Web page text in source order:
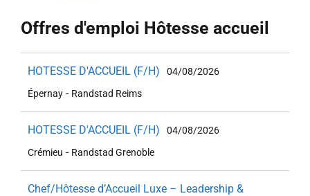
Offres d'emploi Hôtesse accueil
HOTESSE D'ACCUEIL (F/H)
04/08/2026
Épernay - Randstad Reims
HOTESSE D'ACCUEIL (F/H)
04/08/2026
Crémieu - Randstad Grenoble
Chef/Hôtesse d’Accueil Luxe – Leadership &